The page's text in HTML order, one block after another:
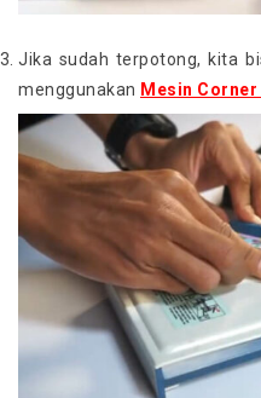
Jika sudah terpotong, kita
menggunakan Mesin